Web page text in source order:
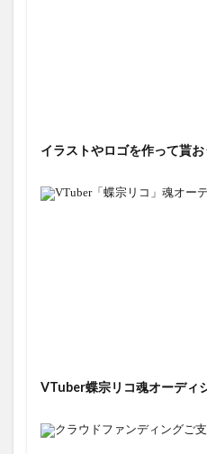
イラストやロゴを作って貰
VTuber蝶宗リコ魂オーディ